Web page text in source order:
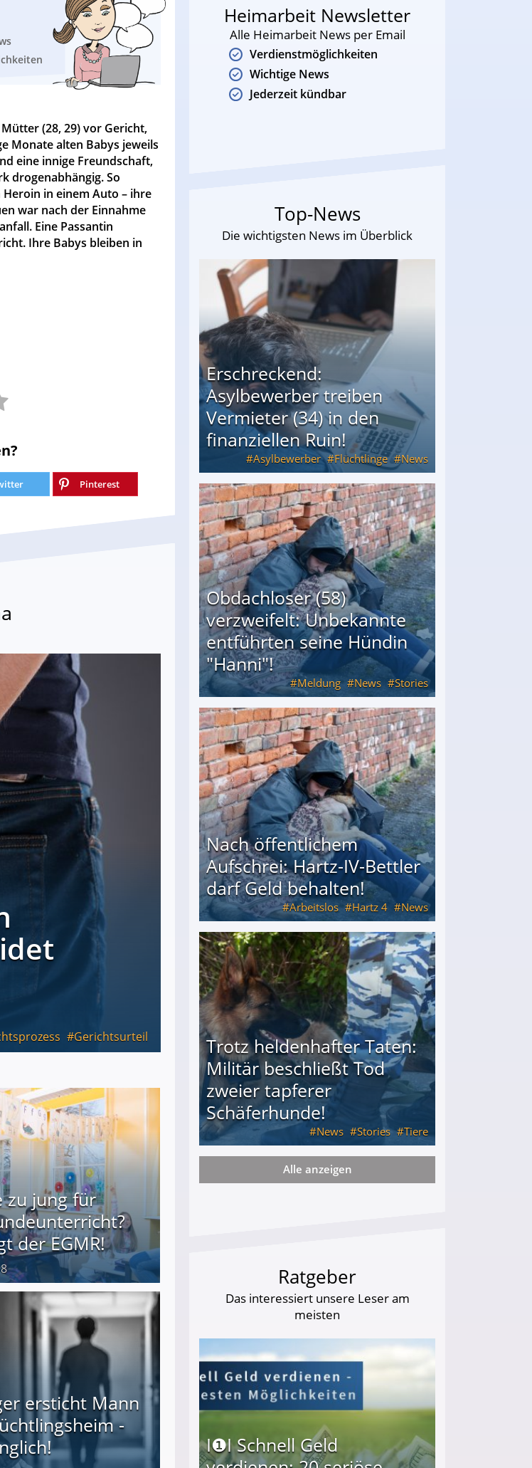
(28, 29) vor Gericht,
Monate alten Babys jeweils
eine innige Freundschaft,
drogenabhängig. So
Heroin in einem Auto – ihre
war nach der Einnahme
Eine Passantin
Ihre Babys bleiben in
Pinterest
Gerichtsurteil
zu jung für
der EGMR!
ersticht Mann
-
Heimarbeit Newsletter
Alle Heimarbeit News per Email
Verdienstmöglichkeiten
Wichtige News
Jederzeit kündbar
Top-News
Die wichtigsten News im Überblick
Erschreckend:
Asylbewerber treiben
Vermieter (34) in den
finanziellen Ruin!
Asylbewerber Flüchtlinge News
Asylbewerber treiben Vermieter (34) in den finanziellen Ruin!
Obdachloser (58)
verzweifelt: Unbekannte
entführten seine Hündin
"Hanni"!
Meldung News Stories
(58) verzweifelt: Unbekannte entführten seine Hündin "Hanni"!
Nach öffentlichem
Aufschrei: Hartz-IV-Bettler
darf Geld behalten!
Arbeitslos Hartz 4 News
Aufschrei: Hartz-IV-Bettler darf Geld behalten!
Trotz heldenhafter Taten:
Militär beschließt Tod
zweier tapferer
Schäferhunde!
News Stories Tiere
Taten: Militär beschließt Tod zweier tapferer Schäferhunde!
Alle anzeigen
Ratgeber
Das interessiert unsere Leser am
meisten
I❶I Schnell Geld